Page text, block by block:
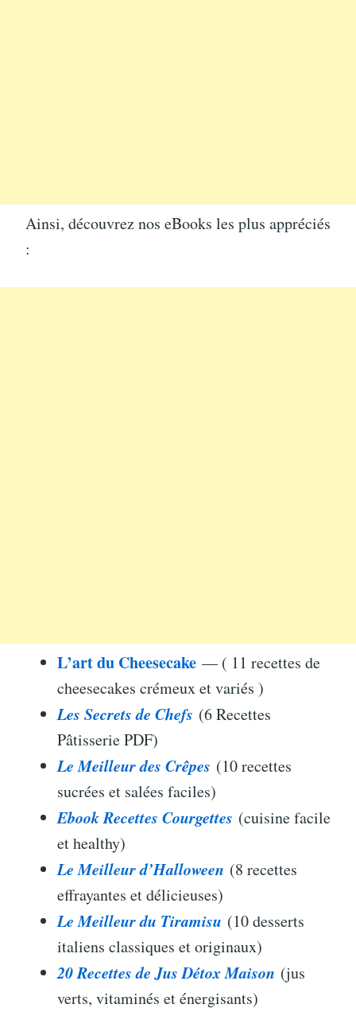
Ainsi, découvrez nos eBooks les plus appréciés
:
L’art du Cheesecake — ( 11 recettes de
cheesecakes crémeux et variés )
Les Secrets de Chefs (6 Recettes
Pâtisserie PDF)
Le Meilleur des Crêpes (10 recettes
sucrées et salées faciles)
Ebook Recettes Courgettes (cuisine facile
et healthy)
Le Meilleur d’Halloween (8 recettes
effrayantes et délicieuses)
Le Meilleur du Tiramisu (10 desserts
italiens classiques et originaux)
20 Recettes de Jus Détox Maison (jus
verts, vitaminés et énergisants)